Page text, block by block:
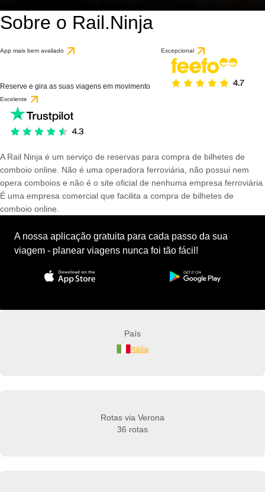
Sobre o Rail.Ninja
App mais bem avaliado
Reserve e gira as suas viagens em movimento
Excepcional
Excelente
A Rail Ninja é um serviço de reservas para compra de bilhetes de
comboio online. Não é uma operadora ferroviária, não possui nem
opera comboios e não é o site oficial de nenhuma empresa ferroviária.
É uma empresa comercial que facilita a compra de bilhetes de
comboio online.
A nossa aplicação gratuita para cada passo da sua
viagem - planear viagens nunca foi tão fácil!
País
Itália
Rotas via Verona
36 rotas